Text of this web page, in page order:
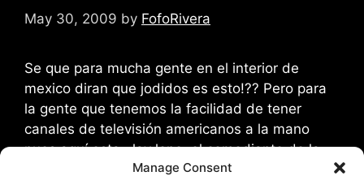
Manage Consent
May 30, 2009 by FofoRivera
Se que para mucha gente en el interior de
mexico diran que jodidos es esto!?? Pero para
la gente que tenemos la facilidad de tener
canales de televisión americanos a la mano
pues aquí esta. Jay leno, el comediante de la
barbilla pronunciada…(en verdad parece que